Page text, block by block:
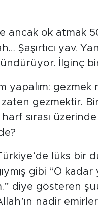
ancak ok atmak
Şaşırtıcı yav.
İlginç
yapalım: gezmek
gezmektir.
sırası
lüks bir
gibi “O
diye gösteren
nadir